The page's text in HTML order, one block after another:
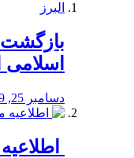
بازگشت
اسلامی
دسامبر 25, 2019